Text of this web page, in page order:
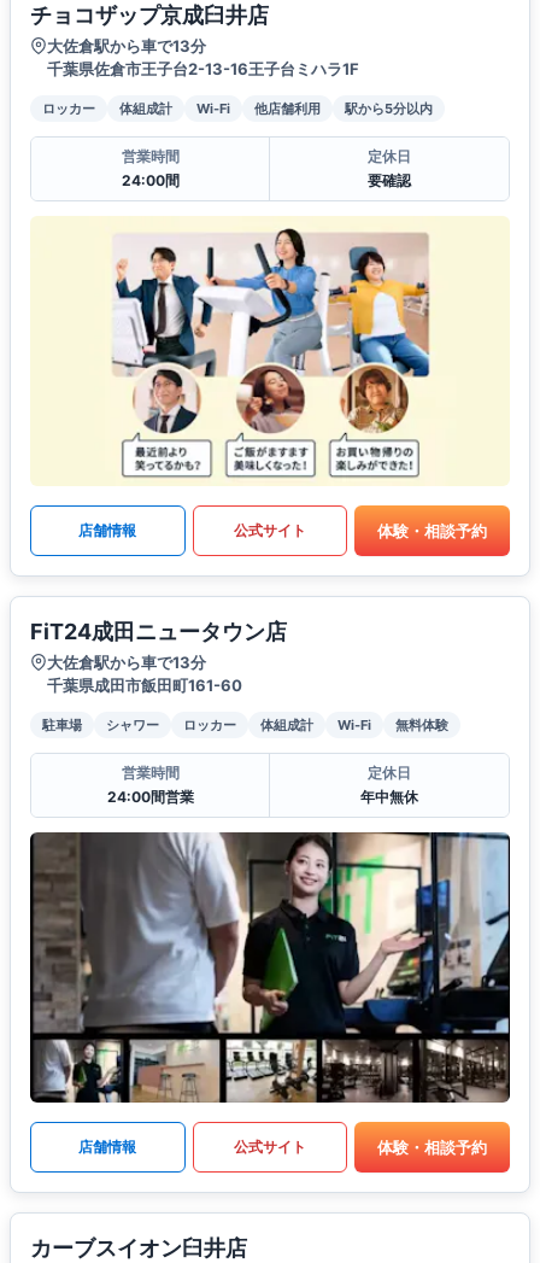
チョコザップ京成臼井店
大佐倉駅から車で13分
千葉県佐倉市王子台2-13-16王子台ミハラ1F
ロッカー 体組成計 Wi-Fi 他店舗利用 駅から5分以内
営業時間
24:00間
定休日
要確認
店舗情報 公式サイト 体験・相談予約
FiT24成田ニュータウン店
大佐倉駅から車で13分
千葉県成田市飯田町161-60
駐車場 シャワー ロッカー 体組成計 Wi-Fi 無料体験
営業時間
24:00間営業
定休日
年中無休
店舗情報 公式サイト 体験・相談予約
カーブスイオン臼井店